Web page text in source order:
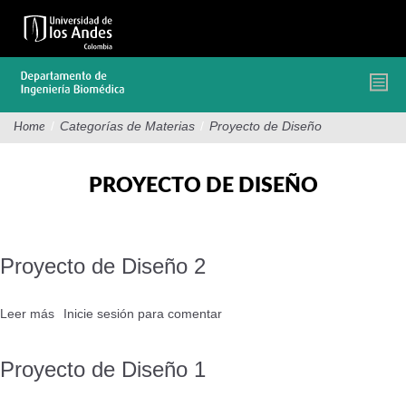
contenido
Home / Categorías de Materias / Proyecto de Diseño
PROYECTO DE DISEÑO
Proyecto de Diseño 2
Leer más sobre
Diseño
Inicie sesión para comentar
Proyecto de Diseño 1